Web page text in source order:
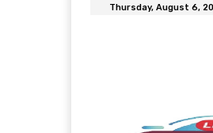
Thursday, August 6,